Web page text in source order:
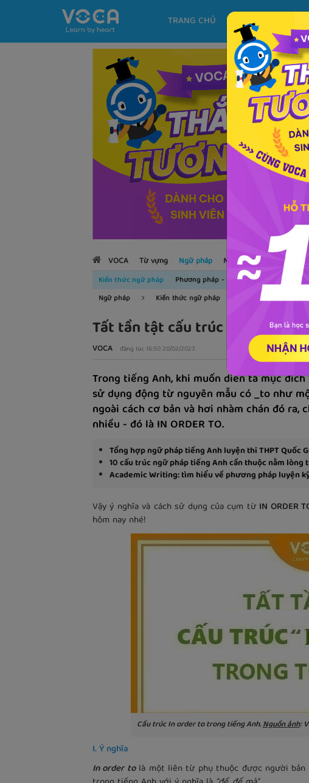
KHÓA HỌC
TRANG CHỦ
VOCA Từ vựng Ngữ pháp Mẫu câu Học phát âm
Kiến thức ngữ pháp Phương pháp - kinh nghiệm
Tài liệu
Ngữ pháp
Kiến thức ngữ pháp
Tất tần tật cấu trúc In order to
VOCA đăng lúc 16:50 20/02/2023
Trong tiếng Anh, khi muốn diễn tả mục
sử dụng động từ nguyên mẫu có _to như
ngoài cách cơ bản và hơi nhàm chán đó ra,
nhiều - đó là IN ORDER TO.
Tổng hợp ngữ pháp tiếng Anh luyện thi THPT Quốc
10 cấu trúc ngữ pháp tiếng Anh cần thuộc nằm lòng
Academic Writing: tìm hiểu về phương pháp luyện
Vậy ý nghĩa và cách sử dụng của cụm từ IN ORDER
hôm nay nhé!
Cấu trúc In order to trong tiếng Anh.Nguồn ảnh:
I. Ý nghĩa
In order tolà một liên từ phụ thuộc được người bản